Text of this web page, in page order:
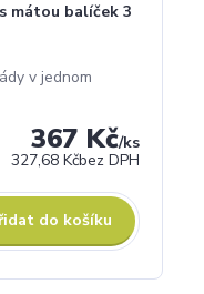
mátou balíček 3
v jednom
367 Kč/ks
327,68 Kčbez DPH
do košíku